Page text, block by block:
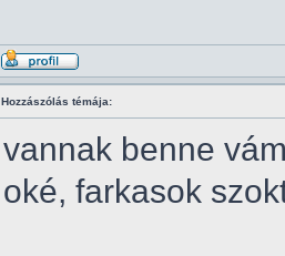
Hozzászólás témája:
vannak benne
oké, farkasok